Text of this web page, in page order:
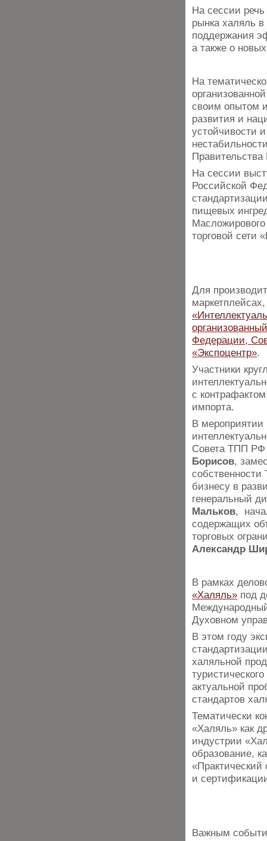
На сессии
рынка халяль
поддержания
а также о
На
своим опытом
развития и
устойчивости
На сессии
Российской
пищевых
торговой сети
Для
Федерации,
«Экспоцентр».
Участники
с
импорта.
В мероприятии
Совета ТПП РФ
Борисов,
бизнесу в
генеральный
Мальков,
содержащих
торговых
Александр
В рамках
«Халяль» под
Духовном
В этом году
халяльной
актуальной
стандартов
Тематически
«Халяль» как
индустрии
образование,
и
Важным